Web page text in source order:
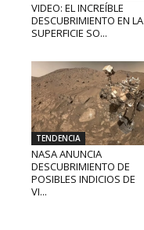
VIDEO: EL INCREÍBLE
DESCUBRIMIENTO EN LA
SUPERFICIE SO...
TENDENCIA
NASA ANUNCIA
DESCUBRIMIENTO DE
POSIBLES INDICIOS DE
VI...